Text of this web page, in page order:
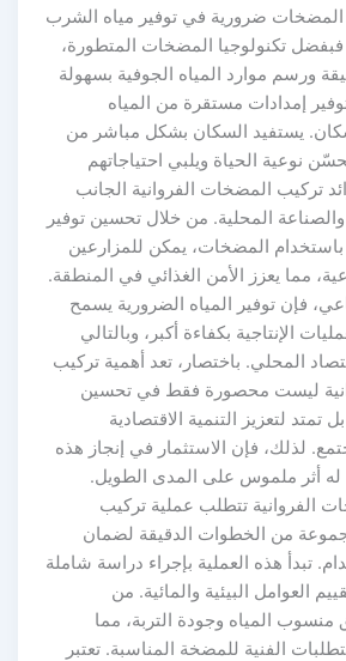
المضخات ضرورية في توفير مياه الشرب
فبفضل تكنولوجيا المضخات المتطورة،
ورسم موارد المياه الجوفية بسهولة
إمدادات مستقرة من المياه
يستفيد السكان بشكل مباشر من
نوعية الحياة ويلبي احتياجاتهم
تركيب المضخات الفروانية الجانب
المحلية. من خلال تحسين توفير
باستخدام المضخات، يمكن للمزارعين
مما يعزز الأمن الغذائي في المنطقة.
فإن توفير المياه الضرورية يسمح
الإنتاجية بكفاءة أكبر، وبالتالي
المحلي. باختصار، تعد أهمية تركيب
ليست محصورة فقط في تحسين
تمتد لتعزيز التنمية الاقتصادية
لذلك، فإن الاستثمار في إنجاز هذه
أثر ملموس على المدى الطويل.
الفروانية تتطلب عملية تركيب
من الخطوات الدقيقة لضمان
تبدأ هذه العملية بإجراء دراسة شاملة
العوامل البيئية والمائية. من
المياه وجودة التربة، مما
الفنية للمضخة المناسبة. تعتبر